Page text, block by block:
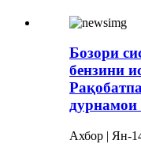
Бозори
бензини
дурнамои
Ахбор | Ян-